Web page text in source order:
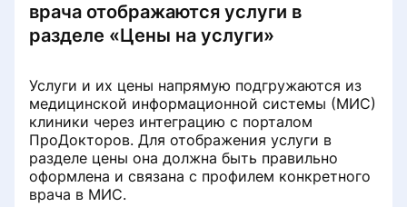
врача отображаются услуги в
разделе «Цены на услуги»
Услуги и их цены напрямую подгружаются из
медицинской информационной системы (МИС)
клиники через интеграцию с порталом
ПроДокторов. Для отображения услуги в
разделе цены она должна быть правильно
оформлена и связана с профилем конкретного
врача в МИС.